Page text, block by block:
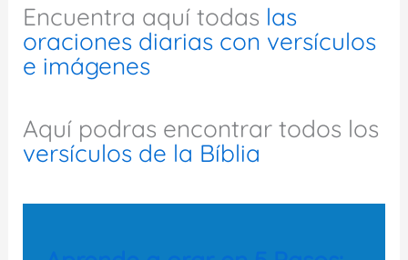
Encuentra aquí todas las
oraciones diarias con versículos
e imágenes
Aquí podras encontrar todos los
versículos de la Bíblia